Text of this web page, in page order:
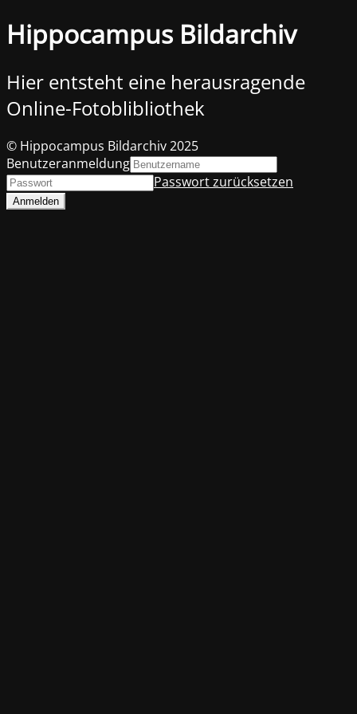
Hippocampus Bildarchiv
Hier entsteht eine herausragende
Online-Fotoblibliothek
© Hippocampus Bildarchiv 2025
Benutzeranmeldung
Passwort zurücksetzen